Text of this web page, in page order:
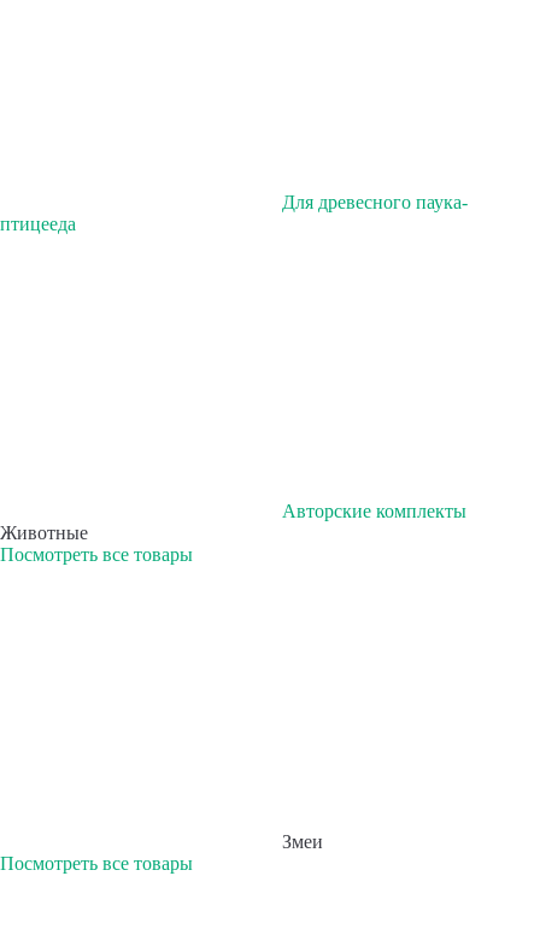
Для древесного паука-
птицееда
Авторские комплекты
Животные
Посмотреть все товары
Змеи
Посмотреть все товары